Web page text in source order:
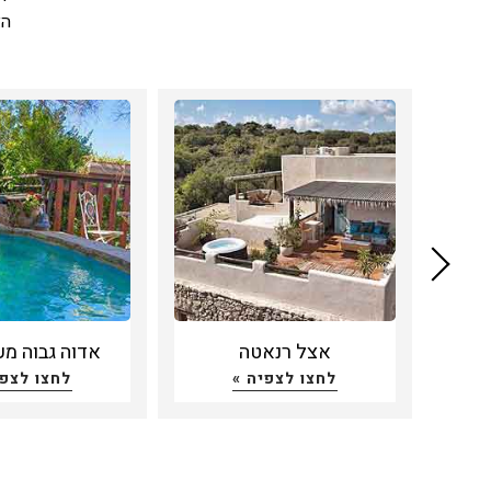
אצל רנאטה
לחצו לצפיה »
אדוה גבוה
לחצו